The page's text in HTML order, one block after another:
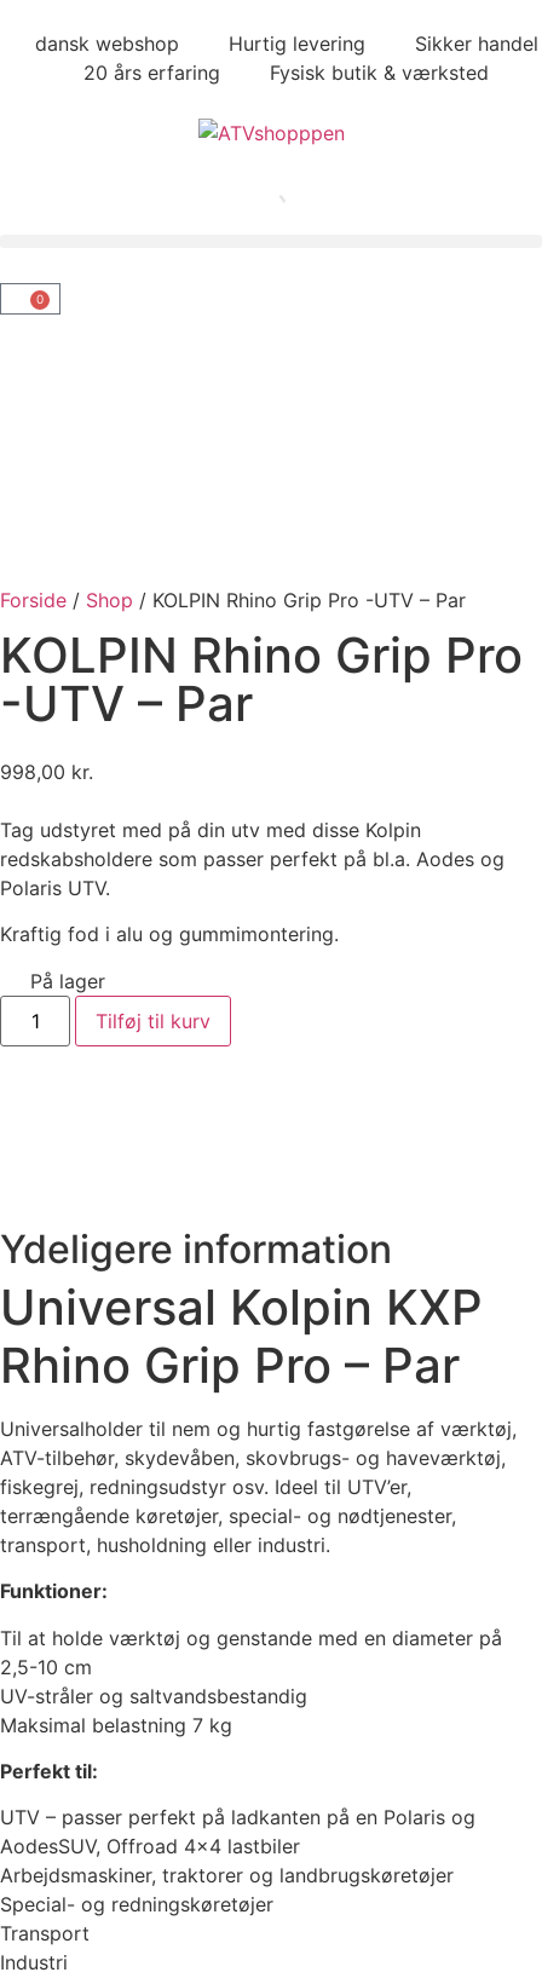
dansk webshop Hurtig levering
Sikker handel
20 års erfaring
Fysisk butik & værksted
0
Forside / Shop / KOLPIN Rhino Grip Pro -UTV – Par
KOLPIN Rhino Grip Pro
-UTV – Par
998,00 kr.
Tag udstyret med på din utv med disse Kolpin
redskabsholdere som passer perfekt på bl.a. Aodes og
Polaris UTV.
Kraftig fod i alu og gummimontering.
På lager
Tilføj til kurv
Ydeligere information
Universal Kolpin KXP
Rhino Grip Pro – Par
Universalholder til nem og hurtig fastgørelse af værktøj,
ATV-tilbehør, skydevåben, skovbrugs- og haveværktøj,
fiskegrej, redningsudstyr osv. Ideel til UTV’er,
terrængående køretøjer, special- og nødtjenester,
transport, husholdning eller industri.
Funktioner:
Til at holde værktøj og genstande med en diameter på
2,5-10 cm
UV-stråler og saltvandsbestandig
Maksimal belastning 7 kg
Perfekt til:
UTV – passer perfekt på ladkanten på en Polaris og
AodesSUV, Offroad 4×4 lastbiler
Arbejdsmaskiner, traktorer og landbrugskøretøjer
Special- og redningskøretøjer
Transport
Industri